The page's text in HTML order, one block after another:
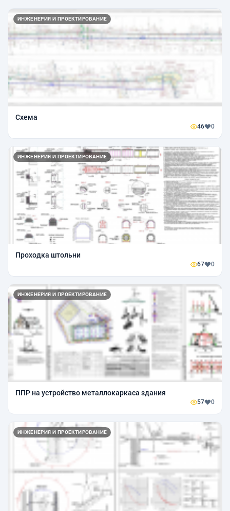
ИНЖЕНЕРИЯ И ПРОЕКТИРОВАНИЕ
Схема
46 0
ИНЖЕНЕРИЯ И ПРОЕКТИРОВАНИЕ
Проходка штольни
67 0
ИНЖЕНЕРИЯ И ПРОЕКТИРОВАНИЕ
ППР на устройство металлокаркаса здания
57 0
ИНЖЕНЕРИЯ И ПРОЕКТИРОВАНИЕ